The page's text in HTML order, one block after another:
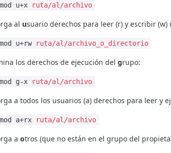
u+x ruta/al/archivo
al usuario derechos para leer (r) y escribir
u+rw ruta/al/archivo_o_directorio
los derechos de ejecución delgrupo:
g-x ruta/al/archivo
a todos los usuarios (a) derechos para leer y
a+rx ruta/al/archivo
aotros (que no están en el grupo del